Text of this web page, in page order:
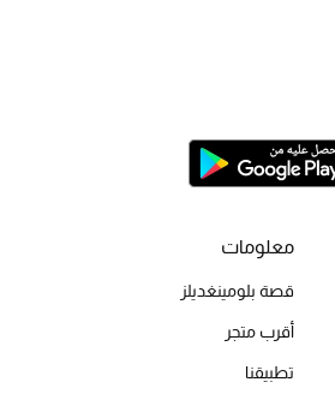
معلومات
قصة بلومينغديلز
أقرب متجر
تطبيقنا